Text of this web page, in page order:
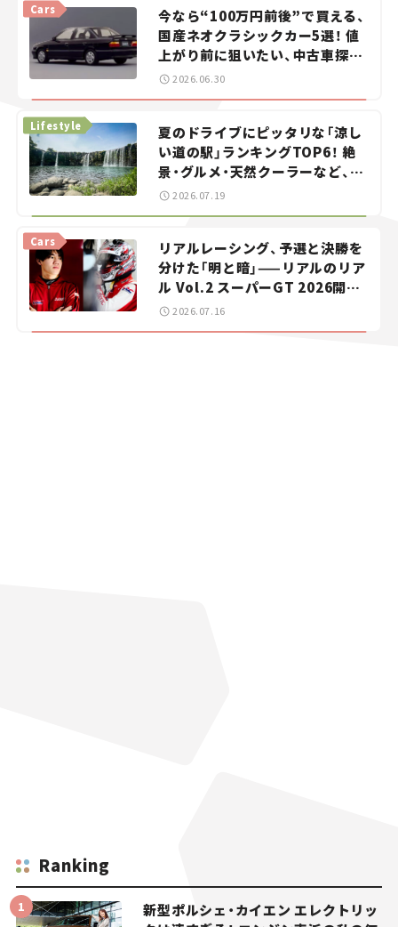
今なら“100万円前後”で買える、
国産ネオクラシックカー5選！ 値
上がり前に狙いたい、中古車探し
をお手伝い――ちょっとイケてるマ
イカー選び #02
Cars
2026.06.30
夏のドライブにピッタリな「涼し
い道の駅」ランキングTOP6！ 絶
景・グルメ・天然クーラーなど、避
暑におすすめのスポットを紹介
Lifestyle
2026.07.19
リアルレーシング、予選と決勝を
分けた「明と暗」——リアルのリア
ル Vol.2 スーパーGT 2026開幕
戦 岡山国際サーキット
Cars
2026.07.16
Ranking
新型ポルシェ・カイエン エレクトリッ